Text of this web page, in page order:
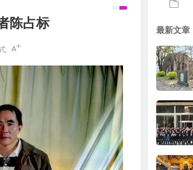
陈占标 最新文章